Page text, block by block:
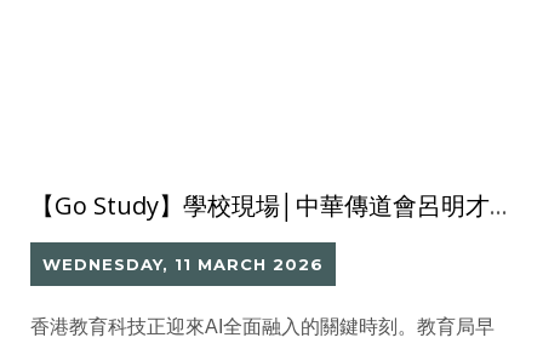
【Go Study】學校現場│中華傳道會呂明才小學深化教育科技應用 以AI 繪本比賽點亮孩子創意與閱讀熱情
WEDNESDAY, 11 MARCH 2026
香港教育科技正迎來AI全面融入的關鍵時刻。教育局早